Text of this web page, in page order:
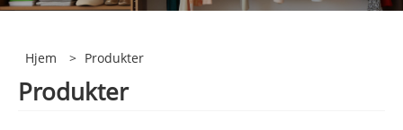
Hjem > Produkter
Produkter